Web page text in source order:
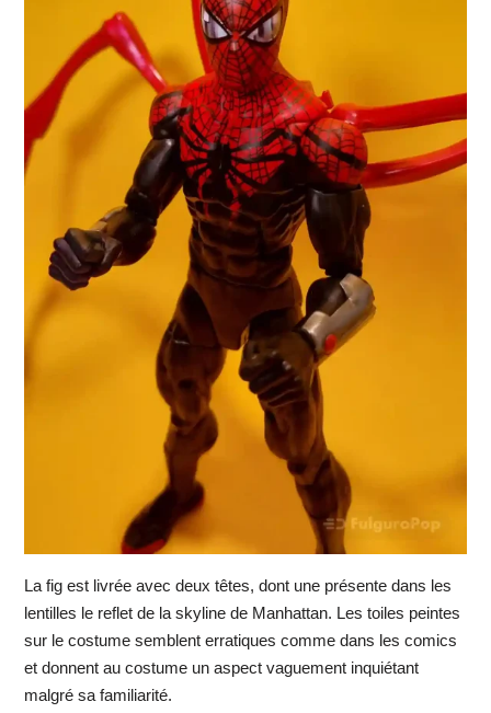
La fig est livrée avec deux têtes, dont une présente dans les
lentilles le reflet de la skyline de Manhattan. Les toiles peintes
sur le costume semblent erratiques comme dans les comics
et donnent au costume un aspect vaguement inquiétant
malgré sa familiarité.